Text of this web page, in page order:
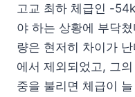
고교 최하 체급인 -
야 하는 상황에 부닥
량은 현저히 차이가
에서 제외되었고, 그
중을 불리면 체급이